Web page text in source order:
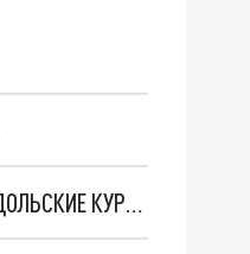
8 МАЯ ВО ВЛАДИМИРЕ НАКОРМЯТ ИЗ ПОЛЕВОЙ КУХНИ И ПОКАЖУТ ФИЛЬМ «ПОДОЛЬСКИЕ КУРСАНТЫ»